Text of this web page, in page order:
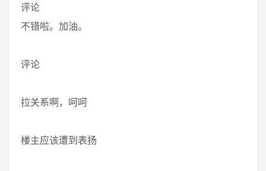
评论
不错啦。加油。
评论
拉关系啊，呵呵
楼主应该遭到表扬